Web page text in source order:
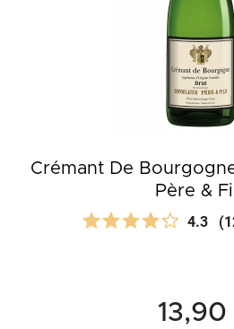
Crémant De
Père &
4.3